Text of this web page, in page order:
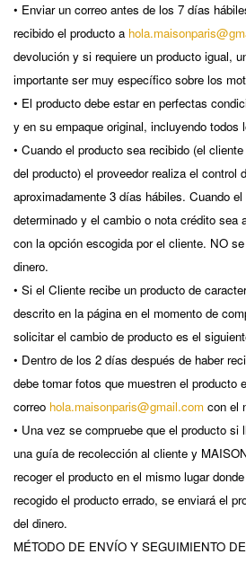
• Enviar un correo antes de los 7 días
recibido el producto a
devolución y si requiere un producto igual,
importante ser muy específico sobre los
• El producto debe estar en perfectas
y en su empaque original, incluyendo todos
• Cuando el producto sea recibido (el
del producto) el proveedor realiza el control
aproximadamente 3 días hábiles. Cuando
determinado y el cambio o nota crédito sea
con la opción escogida por el cliente. NO
dinero.
• Si el Cliente recibe un producto de
descrito en la página en el momento de
solicitar el cambio de producto es el
• Dentro de los 2 días después de haber
debe tomar fotos que muestren el producto
correo hola.maisonparis@gmail.com con el
• Una vez se compruebe que el producto si
una guía de recolección al cliente y
recoger el producto en el mismo lugar
recogido el producto errado, se enviará el
del dinero.
MÉTODO DE ENVÍO Y SEGUIMIENTO